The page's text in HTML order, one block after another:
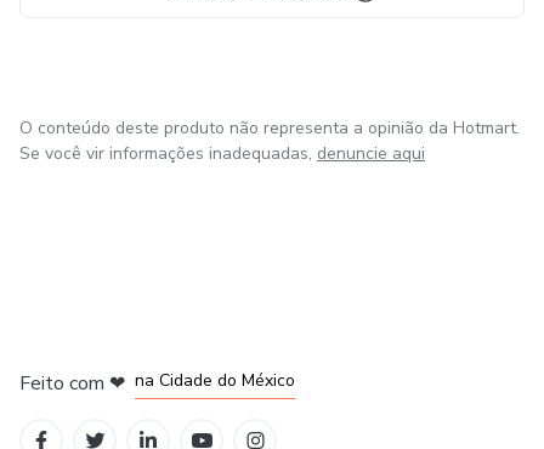
O conteúdo deste produto não representa a opinião da Hotmart.
Se você vir informações inadequadas, denuncie aqui
Feito com ❤ na Cidade do México